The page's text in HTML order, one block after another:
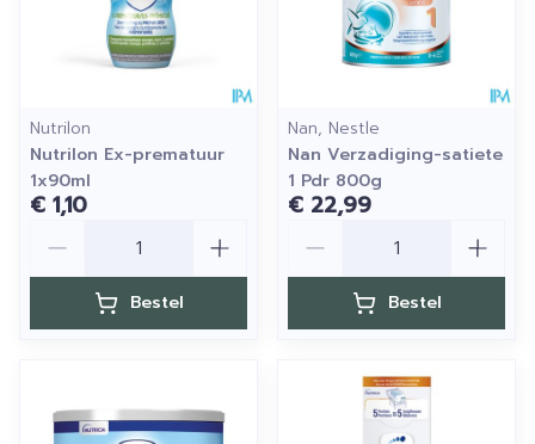
Nutrilon
Nutrilon Ex-prematuur
1x90ml
€ 1,10
Bestel
Nan, Nestle
Nan Verzadiging-satiete
1 Pdr 800g
€ 22,99
Bestel